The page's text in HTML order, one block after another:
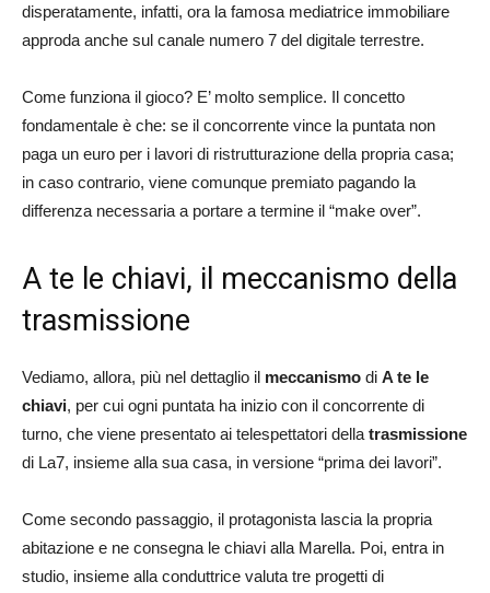
disperatamente, infatti, ora la famosa mediatrice immobiliare
approda anche sul canale numero 7 del digitale terrestre.
Come funziona il gioco? E’ molto semplice. Il concetto
fondamentale è che: se il concorrente vince la puntata non
paga un euro per i lavori di ristrutturazione della propria casa;
in caso contrario, viene comunque premiato pagando la
differenza necessaria a portare a termine il “make over”.
A te le chiavi, il meccanismo della
trasmissione
Vediamo, allora, più nel dettaglio il meccanismo di A te le
chiavi, per cui ogni puntata ha inizio con il concorrente di
turno, che viene presentato ai telespettatori della trasmissione
di La7, insieme alla sua casa, in versione “prima dei lavori”.
Come secondo passaggio, il protagonista lascia la propria
abitazione e ne consegna le chiavi alla Marella. Poi, entra in
studio, insieme alla conduttrice valuta tre progetti di